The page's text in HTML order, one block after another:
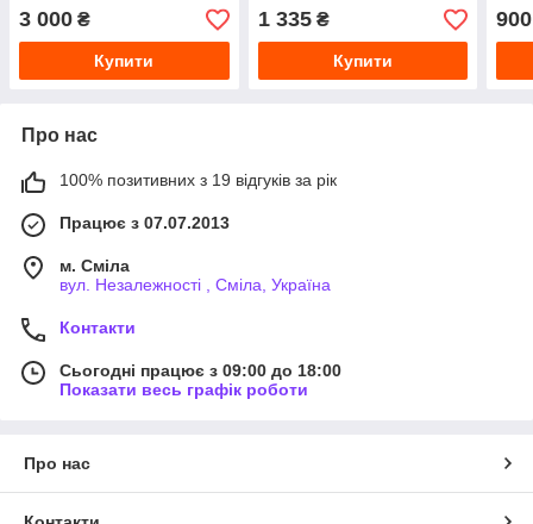
3 000 ₴
Купити
1 335₴
Купити
900
Про нас
100% позитивних з 19 відгуків за рік
Працює з 07.07.2013
м. Сміла
вул. Незалежності , Сміла, Україна
Контакти
Сьогодні працює з 09:00 до 18:00
Показати весь графік роботи
Про нас